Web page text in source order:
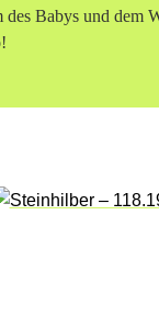
des Babys und dem